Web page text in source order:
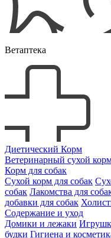
Ветаптека
Диетический Корм
Ветеринарный сухой
Корм для собак
Сухой корм для собак
собак Лакомства для
добавки для собак
Содержание и уход
Домики и лежаки
будки Гигиена и